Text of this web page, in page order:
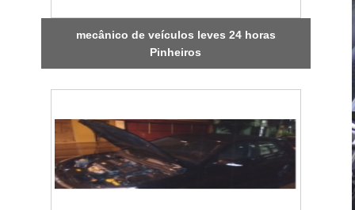
mecânico de veículos leves 24 horas
Pinheiros